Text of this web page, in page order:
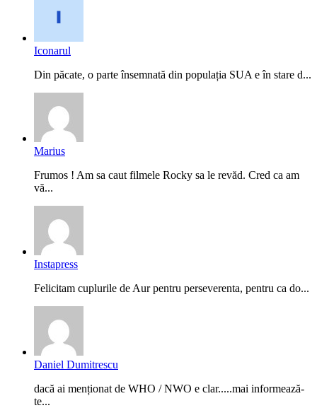
Iconarul
Din păcate, o parte însemnată din populația SUA e în stare d...
Marius
Frumos ! Am sa caut filmele Rocky sa le revăd. Cred ca am
vă...
Instapress
Felicitam cuplurile de Aur pentru perseverenta, pentru ca do...
Daniel Dumitrescu
dacă ai menționat de WHO / NWO e clar.....mai informează-
te...